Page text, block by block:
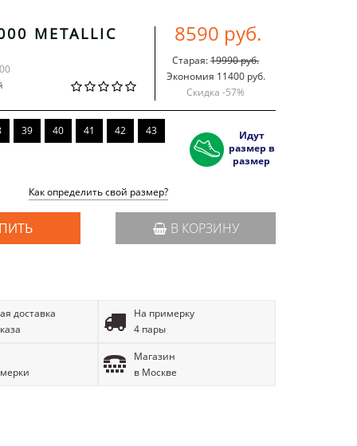
METALLIC 8590 руб.
Старая:19990 руб.
Экономия 11400 руб.
Скидка -57%
39 40 41 42 43
Идут
размер в
размер
Как определить свой размер?
В КОРЗИНУ
доставка
На примерку
4 пары
Магазин
в Москве